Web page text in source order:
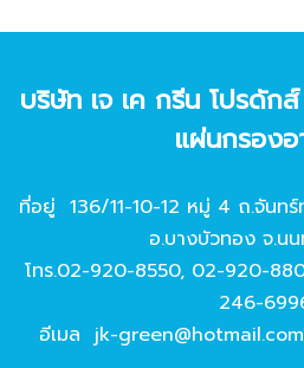
บริษัท เจ เค กรีน โปรดัก
แผ่นกรองอ
ที่อยู่ 136/11-10-12 หมู่ 4 ถ.จันท
อ.บางบัวทอง จ.นน
โทร.02-920-8550, 02-920-
246-
อีเมล jk-green@hotmail.com